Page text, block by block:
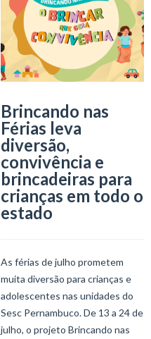
Brincando nas
Férias leva
diversão,
convivência e
brincadeiras para
crianças em todo o
estado
As férias de julho prometem
muita diversão para crianças e
adolescentes nas unidades do
Sesc Pernambuco. De 13 a 24 de
julho, o projeto Brincando nas